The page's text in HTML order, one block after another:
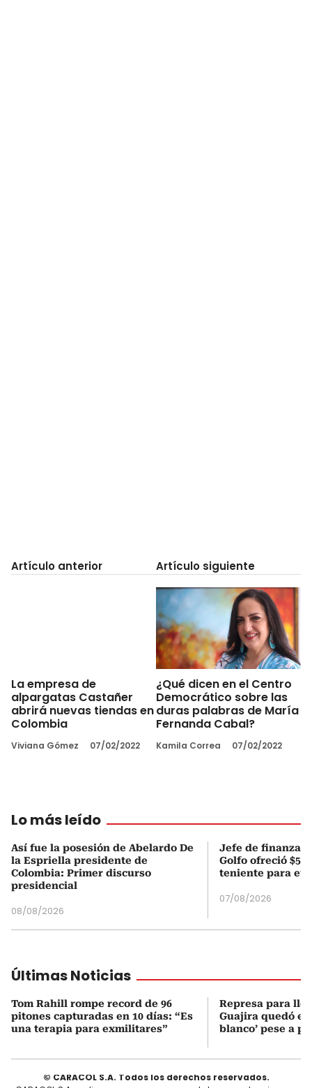
Artículo anterior
La empresa de
alpargatas Castañer
abrirá nuevas tiendas en
Colombia
Viviana Gómez 07/02/2022
Artículo siguiente
¿Qué dicen en el Centro
Democrático sobre las
duras palabras de María
Fernanda Cabal?
Kamila Correa 07/02/2022
Lo más leído
Así fue la posesión de Abelardo De
la Espriella presidente de
Colombia: Primer discurso
presidencial
08/08/2026
Jefe de finanzas
Golfo ofreció
teniente para
07/08/2026
Últimas Noticias
Tom Rahill rompe record de 96
pitones capturadas en 10 días: “Es
una terapia para exmilitares”
Represa para
Guajira quedó en
blanco’ pese a
© CARACOL S.A. Todos los derechos reservados.